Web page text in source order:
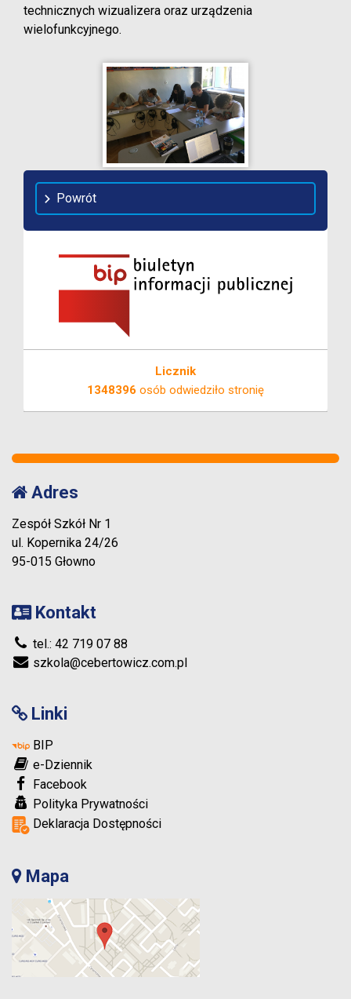
technicznych wizualizera oraz urządzenia
wielofunkcyjnego.
Powrót
Licznik
1348396 osób odwiedziło stronię
Adres
Zespół Szkół Nr 1
ul. Kopernika 24/26
95-015 Głowno
Kontakt
tel.: 42 719 07 88
szkola@cebertowicz.com.pl
Linki
BIP
e-Dziennik
Facebook
Polityka Prywatności
Deklaracja Dostępności
Mapa